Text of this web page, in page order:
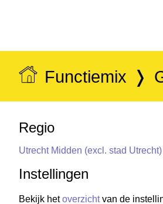
Functiemix
Regio
Utrecht Midden (excl. stad Utrecht)
Instellingen
Bekijk hetoverzichtvan de